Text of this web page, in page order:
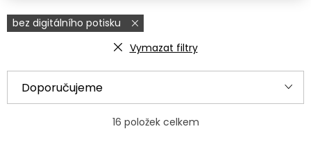
bez digitálního potisku
Vymazat filtry
ý
a
Doporučujeme
16 položek celkem